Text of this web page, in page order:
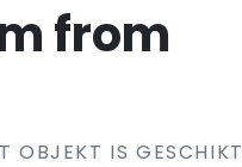
from
OBJEKT IS GESCHIKT